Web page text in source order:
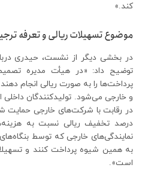
کند.»
موضوع تسهیلات ریالی و تعرفه
در بخشی دیگر از نشست، حیدری
توضیح داد: «در هیأت مدیره
پرداخت‌ها را به صورت ریالی انجام
و خارجی می‌شود. تولیدکنندگان داخلی
درصد تخفیف ریالی نسبت به
نمایندگی‌های خارجی که توسط
به همین شیوه پرداخت کنند و
است».